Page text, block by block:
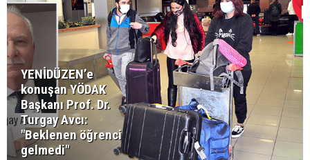
YENİDÜZEN’e
konuşan YÖDAK
Başkanı Prof. Dr.
Turgay Avcı:
"Beklenen öğrenci
gelmedi"